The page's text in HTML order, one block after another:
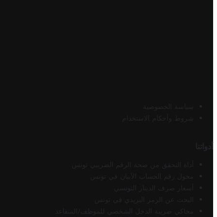
سياسة الخصوصية
شروط وأحكام الاستخدام
أدواتنا
أداة التحقق من صحة الرقم الضريبي تونس
محول رقم الحساب الآيبان في تونس
أسعار صرف الدينار التونسي
البحث عن الرمز البريدي في تونس
محاكي ضريبة الدخل الشخصي للموظف/المتقاعد